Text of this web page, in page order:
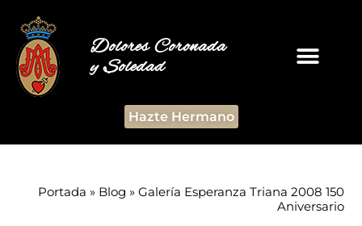
Dolores Coronada
y Soledad
Hazte Hermano
Portada » Blog » Galería Esperanza Triana 2008 150
Aniversario